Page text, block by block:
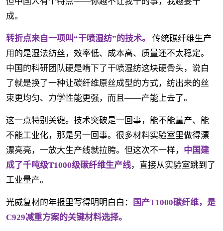
成。
转折点来自一项叫“干喷湿纺”的技术。
传统碳纤维生产
用的是湿法纺丝，效率低、成本高、质量还不太稳定。
中国的科研团队硬是啃下了干喷湿纺这块硬骨头，说白
了就是换了一种让碳纤维原丝成型的方式，纺出来的丝
束更均匀、力学性能更强，而且——产能上去了。
这一点特别关键。技术突破是一回事，能不能量产、能
不能工业化，那是另一回事。很多材料实验室里做得漂
漂亮亮，一放大生产线就拉胯。但这次不一样， 中国建
成了千吨级T1000级碳纤维生产线，直接从实验室跳到了
工业量产。
光威复材的年报里写得明明白白：
国产T1000碳纤维，是
C929减重方案的关键材料选择。